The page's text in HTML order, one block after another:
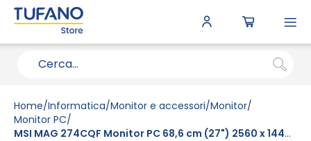
Home Informatica Monitor e accessori Monitor
Monitor PC
MSI MAG 274CQF Monitor PC 68,6 cm (27") 2560 x 1440 Pixel Wide Quad HD Nero